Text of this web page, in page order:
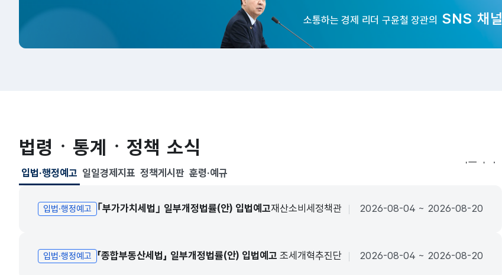
소통하는 경제 리더 구윤철 장관의 SNS 채널
법령ㆍ통계ㆍ정책 소식
입법·행정예고
선택됨
입법·행정예고
입법·행정예고 ｢부가가치세법｣ 일부개정법률(안) 입법예고재산소비세정책관 2026-08-04 ~ 2026-08-20
입법·행정예고 「종합부동산세법」 일부개정법률(안) 입법예고 조세개혁추진단 2026-08-04 ~ 2026-08-20
더보기
일일경제지표 정책게시판 훈령·예규